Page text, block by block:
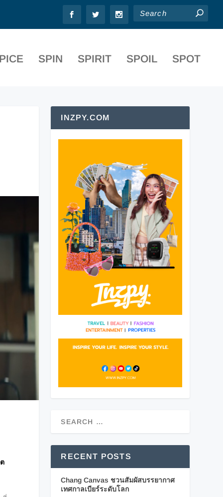
SPIN SPIRIT SPOIL SPOT
INZPY.COM
RECENT POSTS
Chang Canvas ชวนสัมผัสบรรยากาศ
เทศกาลเบียร์ระดับโลก